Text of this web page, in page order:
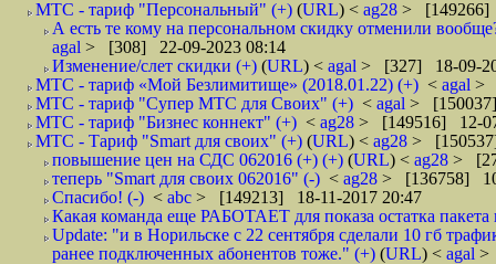
МТС - тариф "Персональный" (+) (URL) < ag28 > [149266]
А есть те кому на персональном скидку отменили
agal > [308] 22-09-2023 08:14
Изменение/слет скидки (+) (URL) < agal > [327] 18-09-
МТС - тариф «Мой Безлимитище» (2018.01.22) (+) < agal >
МТС - тариф "Супер МТС для Своих" (+) < agal >
МТС - тариф "Бизнес коннект" (+) < ag28 > [149516] 12-
МТС - Тариф "Smart для своих" (+) (URL) < ag28 >
повышение цен на СДС 062016 (+) (+) (URL) < ag28 >
теперь "Smart для своих 062016" (-) < ag28 > [136758]
Спасибо! (-) < abc > [149213] 18-11-2017 20:47
Какая команда еще РАБОТАЕТ для показа остатка
Update: "и в Норильске с 22 сентября сделали 10 гб
ранее подключенных абонентов тоже." (+) (URL) < agal >